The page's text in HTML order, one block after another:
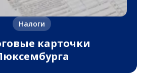
Налоги
карточки